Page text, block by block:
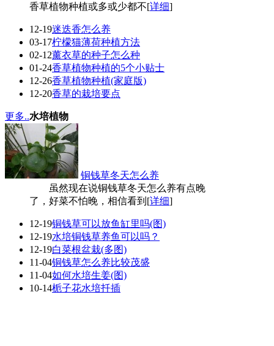
香草植物种植或多或少都不[详细]
12-19迷迭香怎么养
03-17柠檬猫薄荷种植方法
02-12薰衣草的种子怎么种
01-24香草植物种植的5个小贴士
12-26香草植物种植(家庭版)
12-20香草的栽培要点
更多..水培植物
铜钱草冬天怎么养
虽然现在说铜钱草冬天怎么养有点晚
了，好菜不怕晚，相信看到[详细]
12-19铜钱草可以放鱼缸里吗(图)
12-19水培铜钱草养鱼可以吗？
12-19白菜根盆栽(多图)
11-04铜钱草怎么养比较茂盛
11-04如何水培生姜(图)
10-14栀子花水培扦插